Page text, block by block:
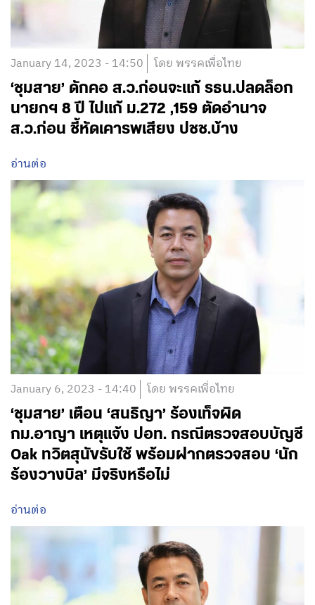
January 14, 2023 - 14:50 โดย พรรคเพื่อไทย
‘ชุมสาย’ ดักคอ ส.ว.ก่อนจะแก้ รธน.ปลดล็อก
นายกฯ 8 ปี ไปแก้ ม.272 ,159 ตัดอำนาจ
ส.ว.ก่อน ชี้หัดเคารพเสียง ปชช.บ้าง
อ่านต่อ
January 6, 2023 - 14:40 โดย พรรคเพื่อไทย
‘ชุมสาย’ เตือน ‘สนธิญา’ ร้องเท็จผิด
กม.อาญา เหตุแจ้ง ปอท. กรณีตรวจสอบบัญชี
Oak ทวิตสุนัขรับใช้ พร้อมฝากตรวจสอบ ‘นัก
ร้องวางบิล’ มีจริงหรือไม่
อ่านต่อ